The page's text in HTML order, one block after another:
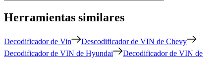
Herramientas similares
Decodificador de Vin
Descodificador de VIN de Chevy
Decodificador de VIN de Hyundai
Decodificador de VIN de